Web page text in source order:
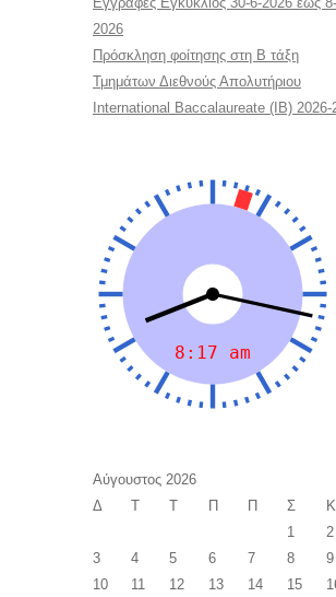
2026
Πρόσκληση φοίτησης στη Β τάξη
Τμημάτων Διεθνούς Απολυτήριου
International Baccalaureate (IB) 2026-
Αύγουστος 2026
Δ
Τ Τ Π Π Σ
Κ
1
2
3
4 5 6 7 8
9
10
11 12 13 14 15